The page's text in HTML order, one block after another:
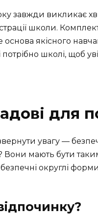
завжди викликає
школи.
якісного
школі, щоб
для
увагу —
Вони мають бути
округлі